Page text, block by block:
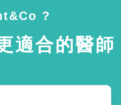
?
適合的醫師